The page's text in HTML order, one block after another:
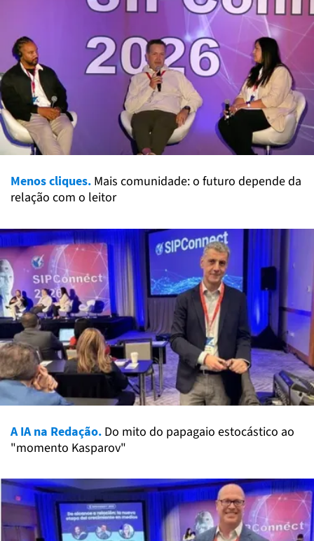
Menos cliques. Mais comunidade: o futuro depende da
relação com o leitor
A IA na Redação. Do mito do papagaio estocástico ao
"momento Kasparov"